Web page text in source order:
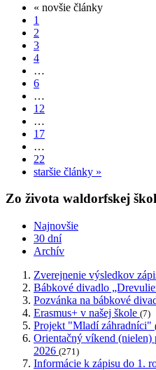
« novšie články
1
2
3
4
…
6
…
12
…
17
…
22
staršie články »
Zo života waldorfskej
Najnovšie
30 dní
Archív
Zverejnenie výsledkov
Bábkové divadlo
Pozvánka na bábkové
Erasmus+ v našej škole (7)
Projekt "Mladí záhradníci"
Orientačný víkend
2026 (271)
Informácie k zápisu do 1.